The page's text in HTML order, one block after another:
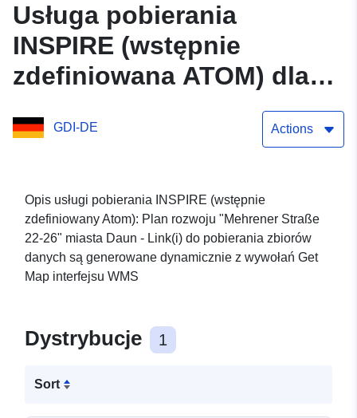
Usługa pobierania
INSPIRE (wstępnie
zdefiniowana ATOM) dla
zbioru danych Mehrener
Straße 22-26
GDI-DE Actions
Opis usługi pobierania INSPIRE (wstępnie
zdefiniowany Atom): Plan rozwoju "Mehrener Straße
22-26" miasta Daun - Link(i) do pobierania zbiorów
danych są generowane dynamicznie z wywołań Get
Map interfejsu WMS
Dystrybucje 1
Sort